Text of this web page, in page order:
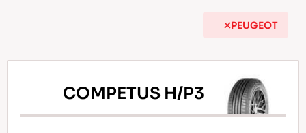
نصائح للقيادة في الثلج
PEUGEOT
COMPETUS H/P3